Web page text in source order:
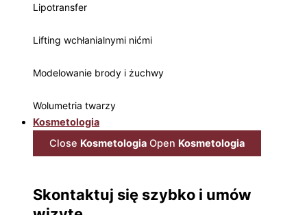
Lipotransfer
Lifting wchłanialnymi nićmi
Modelowanie brody i żuchwy
Wolumetria twarzy
Kosmetologia
Close Kosmetologia Open Kosmetologia
Skontaktuj się szybko i umów